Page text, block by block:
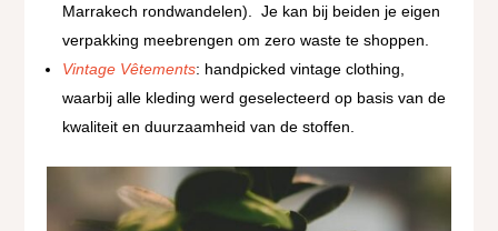
Marrakech rondwandelen).
Je kan bij beiden je eigen
verpakking meebrengen om zero waste te shoppen.
Vintage Vêtements: handpicked vintage clothing,
waarbij alle kleding werd geselecteerd op basis van de
kwaliteit en duurzaamheid van de stoffen.